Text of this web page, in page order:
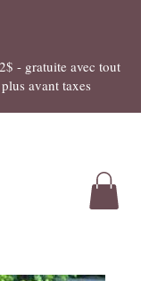
- gratuite avec tout
avant taxes